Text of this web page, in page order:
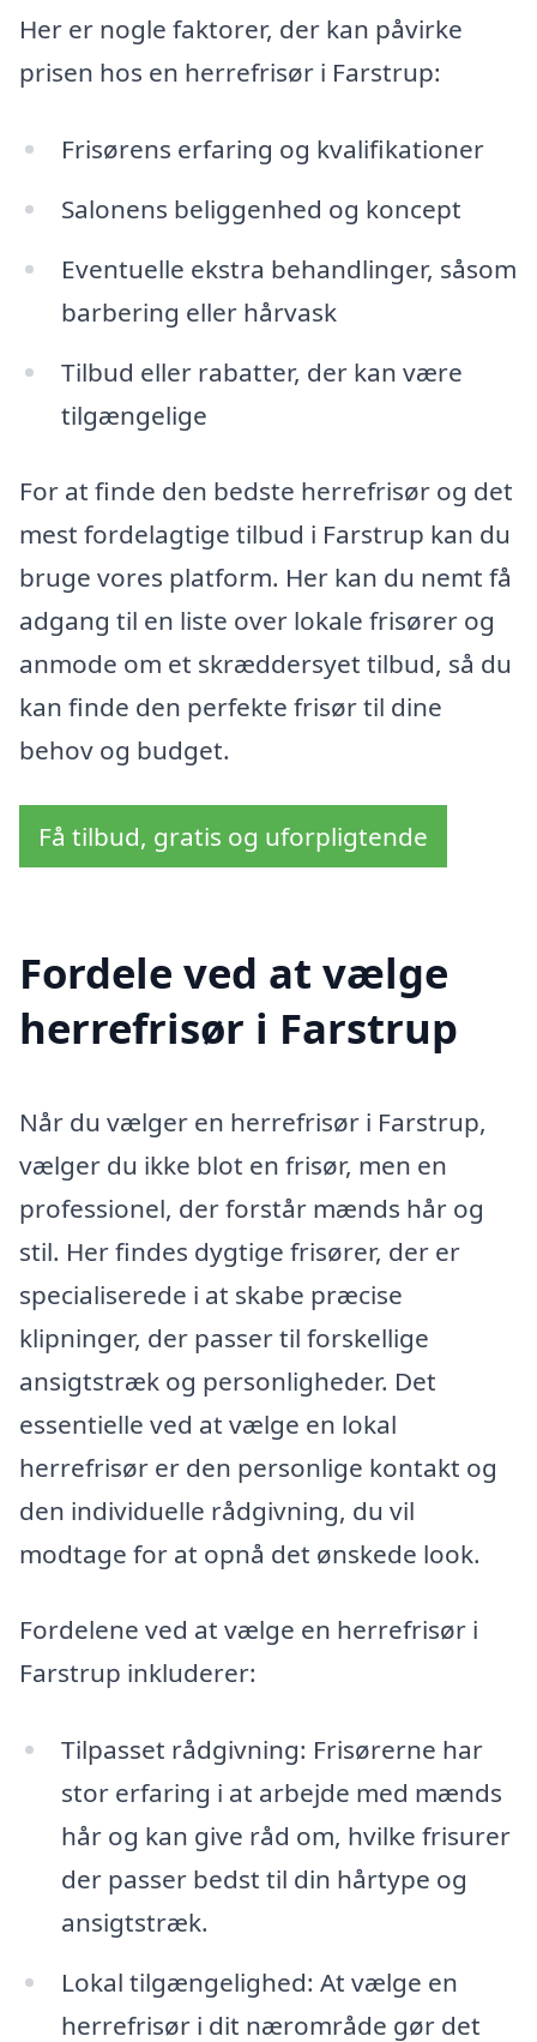
Her er nogle faktorer, der kan påvirke
prisen hos en herrefrisør i Farstrup:
Frisørens erfaring og kvalifikationer
Salonens beliggenhed og koncept
Eventuelle ekstra behandlinger, såsom
barbering eller hårvask
Tilbud eller rabatter, der kan være
tilgængelige
For at finde den bedste herrefrisør og det
mest fordelagtige tilbud i Farstrup kan du
bruge vores platform. Her kan du nemt få
adgang til en liste over lokale frisører og
anmode om et skræddersyet tilbud, så du
kan finde den perfekte frisør til dine
behov og budget.
Få tilbud, gratis og uforpligtende
Fordele ved at vælge
herrefrisør i Farstrup
Når du vælger en herrefrisør i Farstrup,
vælger du ikke blot en frisør, men en
professionel, der forstår mænds hår og
stil. Her findes dygtige frisører, der er
specialiserede i at skabe præcise
klipninger, der passer til forskellige
ansigtstræk og personligheder. Det
essentielle ved at vælge en lokal
herrefrisør er den personlige kontakt og
den individuelle rådgivning, du vil
modtage for at opnå det ønskede look.
Fordelene ved at vælge en herrefrisør i
Farstrup inkluderer:
Tilpasset rådgivning: Frisørerne har
stor erfaring i at arbejde med mænds
hår og kan give råd om, hvilke frisurer
der passer bedst til din hårtype og
ansigtstræk.
Lokal tilgængelighed: At vælge en
herrefrisør i dit nærområde gør det